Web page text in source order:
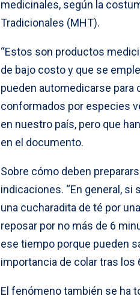
medicinales, según la
Tradicionales (MHT).
“Estos son productos
de bajo costo y que se
pueden automedicarse para
conformados por especies
en nuestro país, pero que
en el documento.
Sobre cómo deben
indicaciones. “En general,
una cucharadita de té por
reposar por no más de 6
ese tiempo porque pueden
importancia de colar tras los
El fenómeno también se ha